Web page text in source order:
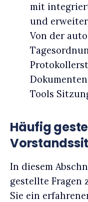
mit
und
Von der
Tools
Häufig
In diesem
gestellte Fragen
Sie ein